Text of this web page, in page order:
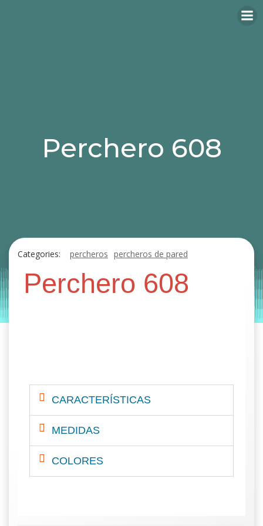
Perchero 608
Categories: percheros percheros de pared
Entorno | on noviembre 4, 2019
Perchero 608
CARACTERÍSTICAS
MEDIDAS
COLORES